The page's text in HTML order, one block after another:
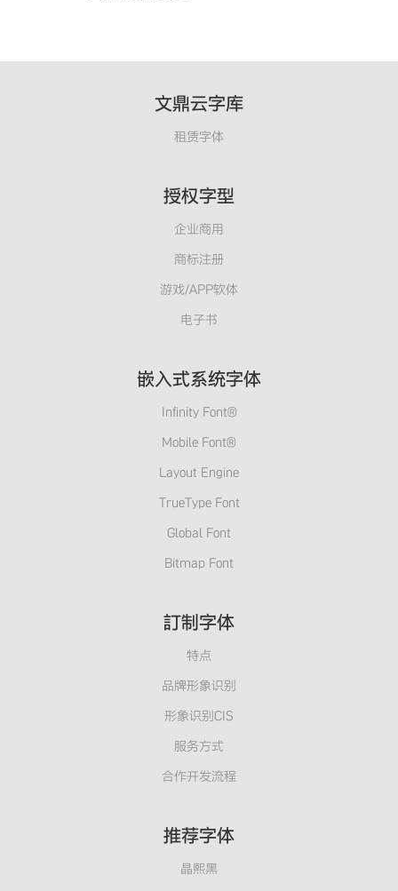
文鼎云字库
租赁字体
授权字型
企业商用
商标注册
游戏/APP软体
电子书
嵌入式系统字体
Infinity Font®
Mobile Font®
Layout Engine
TrueType Font
Global Font
Bitmap Font
訂制字体
特点
品牌形象识别
形象识别CIS
服务方式
合作开发流程
推荐字体
晶熙黑